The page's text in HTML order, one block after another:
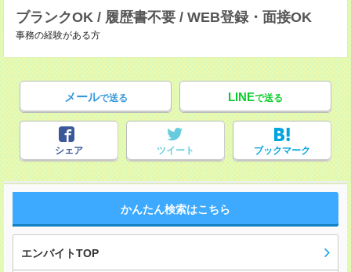
ブランクOK / 履歴書不要 / WEB登録・面接OK
事務の経験がある方
メールで送る LINEで送る
シェア ツイート ブックマーク
かんたん検索はこちら
エンバイトTOP